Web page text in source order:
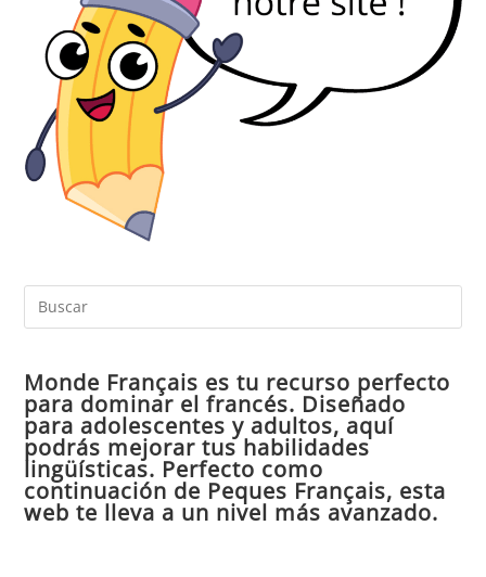
Monde Français es tu recurso perfecto
para dominar el francés. Diseñado
para adolescentes y adultos, aquí
podrás mejorar tus habilidades
lingüísticas. Perfecto como
continuación de Peques Français, esta
web te lleva a un nivel más avanzado.